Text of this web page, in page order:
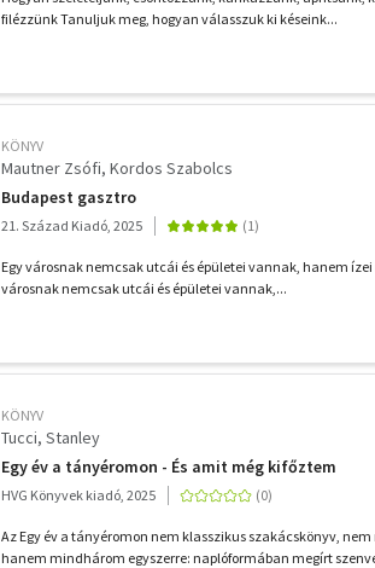
filézzünk Tanuljuk meg, hogyan válasszuk ki késeink...
KÖNYV
Mautner Zsófi Kordos Szabolcs
Budapest gasztro
21. Század Kiadó, 2025
Egy városnak nemcsak utcái és épületei vannak, hanem
városnak nemcsak utcái és épületei vannak,...
KÖNYV
Tucci, Stanley
Egy év a tányéromon - És amit még kifőztem
HVG Könyvek kiadó, 2025
Az Egy év a tányéromon nem klasszikus szakácskönyv,
hanem mindhárom egyszerre: naplóformában megírt